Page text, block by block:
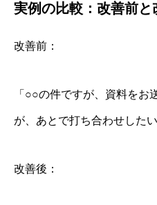
実例の比較：改善前と
改善前：
「○○の件ですが、資料をお
が、あとで打ち合わせしたい
改善後：